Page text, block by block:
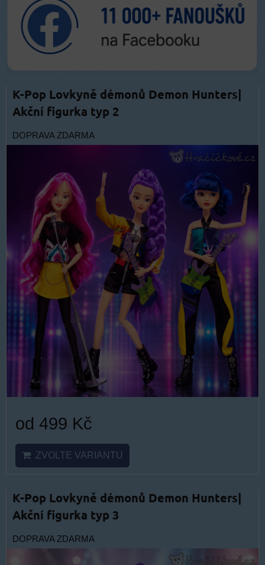
K-Pop Lovkyně démonů Demon Hunters|
Akční figurka typ 2
DOPRAVA ZDARMA
od 499 Kč
ZVOLTE VARIANTU
K-Pop Lovkyně démonů Demon Hunters|
Akční figurka typ 3
DOPRAVA ZDARMA